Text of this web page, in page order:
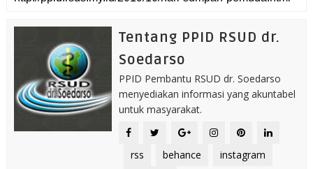
Tentang PPID RSUD dr.
Soedarso
PPID Pembantu RSUD dr. Soedarso
menyediakan informasi yang akuntabel
untuk masyarakat.
rss behance
instagram